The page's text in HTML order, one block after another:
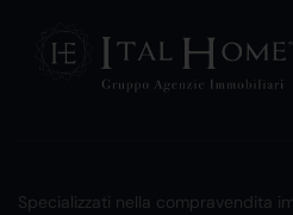
Specializzati nella compravendita